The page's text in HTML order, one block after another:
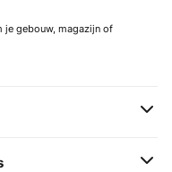
je gebouw, magazijn of